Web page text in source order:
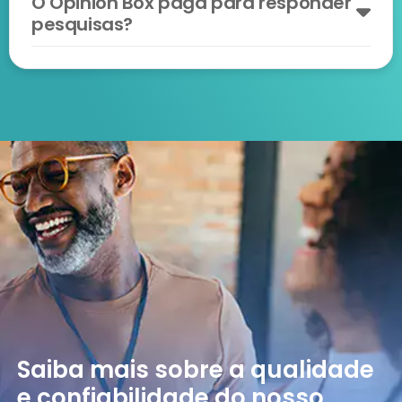
pesquisas?
Saiba mais sobre a qualidade